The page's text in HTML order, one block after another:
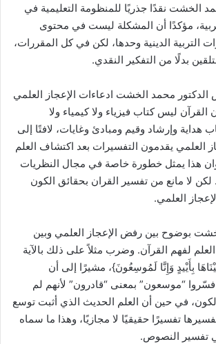
الخشت نقدًا جذريًا للمنظومة التعليمية في
مؤكدًا أن المشكلة ليست في محتوى
الدينية وحدها، لكن في كل المقررات،
بدلًا من التفكير النقدي.
محمد الخشت ادعاءات الإعجاز العلمي
القرآن ليس كتاب فيزياء ولا كيمياء ولا
هداية وإرشاد وقيم ومبادئ وغايات، لافتًا إلى
العلمي يقدمون التفسيرات بعد اكتشاف العلم
وان هذا يمثل خطورة خاصة في مجال النظريات
لكن لا مانع من تفسير القران بحقائق الكون
العلمي.
بوضوح بين رفض الإعجاز العلمي وبين
العلم لفهم القرآن. وضرب مثلاً على ذلك بالآية
بِأَيْيدٍ وَإِنَّا لَمُوسِعُونَ}، مشيرًا إلى أن
“موسعون” بمعنى “قادرون” لأنهم لم
في حين أن العلم الحديث الذي أثبت توسع
تفسيرًا حقيقيًا لا مجازيًا، وهذا ما سماه
تفسير النصوص.